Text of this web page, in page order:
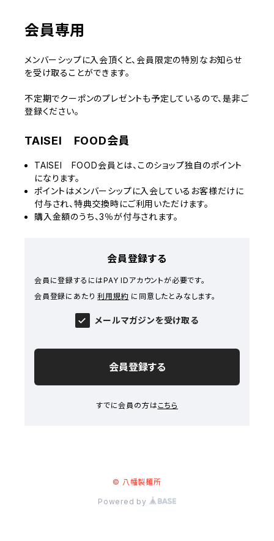
会員専用
メンバーシップに入会頂くと、会員限定の特別なお知らせ
を受け取ることができます。
不定期でクーポンのプレゼントも予定しているので、是非ご
登録ください。
TAISEI FOOD会員
TAISEI FOOD会員とは、このショップ独自のポイント
になります。
ポイントはメンバーシップに入会しているお客様だけに
付与され、特典交換時にご利用いただけます。
購入金額のうち、3％が付与されます。
会員登録する
会員に登録するにはPAY IDアカウントが必要です。
会員登録にあたり利用規約 に同意したとみなします。
メールマガジンを受け取る
会員登録する
すでに会員の方はこちら
© 八幡製麺所
Powered by